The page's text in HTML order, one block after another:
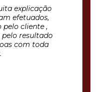
explicação
efetuados,
pelo cliente ,
resultado
com toda